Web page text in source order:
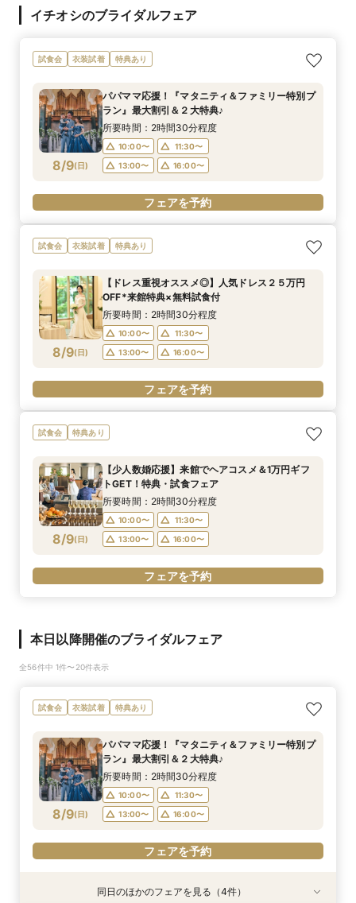
イチオシのブライダルフェア
試食会 衣装試着 特典あり
8/9(日)
パパママ応援！『マタニティ＆ファミリー特別プ
ラン』最大割引＆２大特典♪
所要時間：2時間30分程度
10:00〜
11:30〜
13:00〜
16:00〜
フェアを予約
試食会 衣装試着 特典あり
8/9(日)
【ドレス重視オススメ◎】人気ドレス２５万円
OFF*来館特典×無料試食付
所要時間：2時間30分程度
10:00〜
11:30〜
13:00〜
16:00〜
フェアを予約
試食会 特典あり
8/9(日)
【少人数婚応援】来館でヘアコスメ＆1万円ギフ
トGET！特典・試食フェア
所要時間：2時間30分程度
10:00〜
11:30〜
13:00〜
16:00〜
フェアを予約
本日以降開催のブライダルフェア
全56件中 1件〜20件表示
試食会 衣装試着 特典あり
8/9(日)
パパママ応援！『マタニティ＆ファミリー特別プ
ラン』最大割引＆２大特典♪
所要時間：2時間30分程度
10:00〜
11:30〜
13:00〜
16:00〜
フェアを予約
衣装試着 特典あり
特典あり
衣装試着 特典あり
衣装試着 特典あり
同日のほかのフェアを見る（4件）